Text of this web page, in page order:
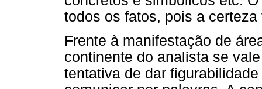
todos os fatos, pois a
Frente à manifestação de
continente do analista se
tentativa de dar